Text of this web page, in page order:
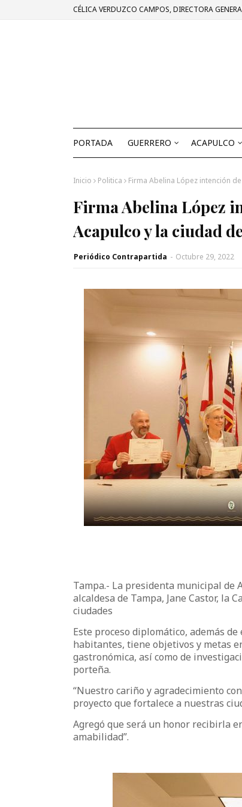
CÉLICA VERDUZCO CAMPOS, DIRECTORA
PORTADA GUERRERO ACAPULCO
Inicio Politica Firma Abelina López intención
Firma Abelina López
Acapulco y la ciudad
Periódico Contrapartida - Octubre 29, 2022
Tampa.- La presidenta municipal de
alcaldesa de Tampa, Jane Castor, la
ciudades
Este proceso diplomático, además
habitantes, tiene objetivos y metas
gastronómica, así como de
porteña.
“Nuestro cariño y agradecimiento
proyecto que fortalece a nuestras
Agregó que será un honor recibirla
amabilidad”.